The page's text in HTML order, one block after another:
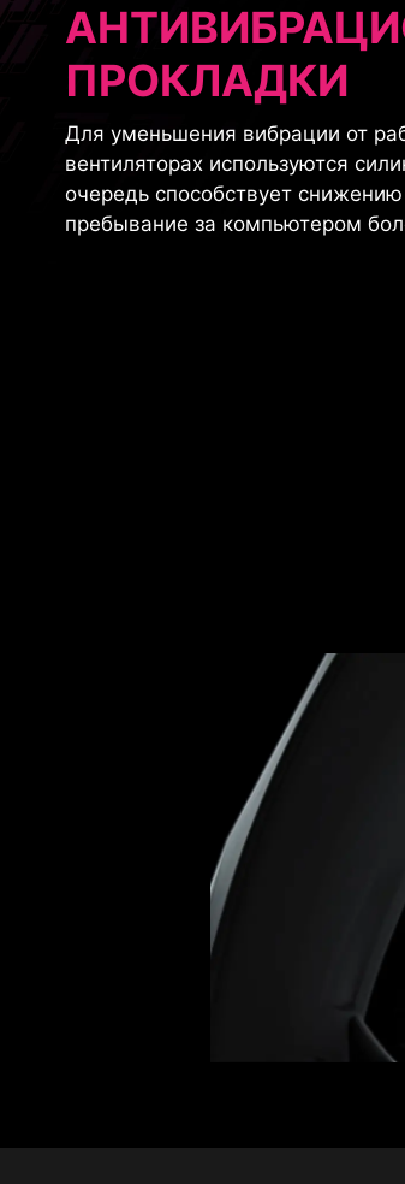
ПРОКЛАДКИ
Для уменьшения вибрации от
вентиляторах используются
очередь способствует
пребывание за компьютером